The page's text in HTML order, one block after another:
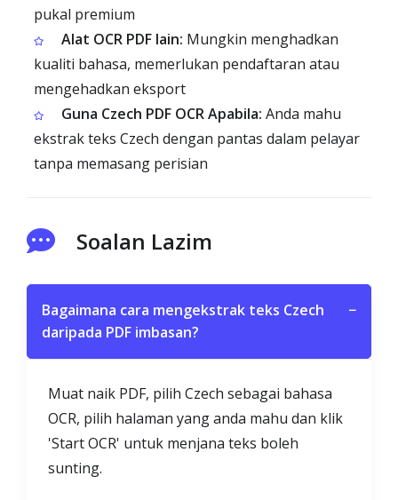
pukal premium
Alat OCR PDF lain: Mungkin menghadkan
kualiti bahasa, memerlukan pendaftaran atau
mengehadkan eksport
Guna Czech PDF OCR Apabila: Anda mahu
ekstrak teks Czech dengan pantas dalam pelayar
tanpa memasang perisian
Soalan Lazim
Bagaimana cara mengekstrak teks Czech
daripada PDF imbasan?
−
Muat naik PDF, pilih Czech sebagai bahasa
OCR, pilih halaman yang anda mahu dan klik
'Start OCR' untuk menjana teks boleh
sunting.